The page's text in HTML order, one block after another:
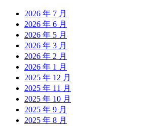
2026 年 7 月
2026 年 6 月
2026 年 5 月
2026 年 3 月
2026 年 2 月
2026 年 1 月
2025 年 12 月
2025 年 11 月
2025 年 10 月
2025 年 9 月
2025 年 8 月